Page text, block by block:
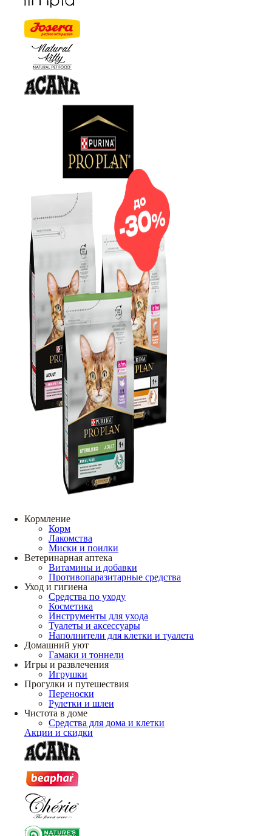
Кормление
Корм
Лакомства
Миски и поилки
Ветеринарная аптека
Витамины и добавки
Противопаразитарные средства
Уход и гигиена
Средства по уходу
Косметика
Инструменты для ухода
Туалеты и аксессуары
Наполнители для клетки и туалета
Домашний уют
Гамаки и тоннели
Игры и развлечения
Игрушки
Прогулки и путешествия
Переноски
Рулетки и шлеи
Чистота в доме
Средства для дома и клетки
Акции и скидки